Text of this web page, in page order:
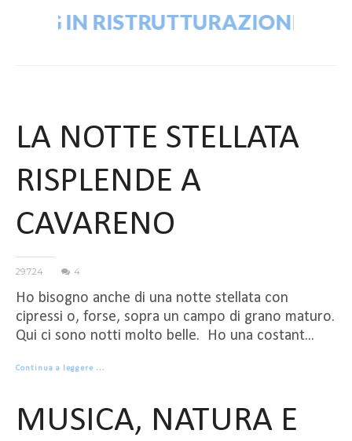
IN RISTRUTTURAZIONE!
LA NOTTE STELLATA
RISPLENDE A
CAVARENO
29.7.24 4
Ho bisogno anche di una notte stellata con
cipressi o, forse, sopra un campo di grano maturo.
Qui ci sono notti molto belle. Ho una costant...
Continua a leggere …
MUSICA, NATURA E